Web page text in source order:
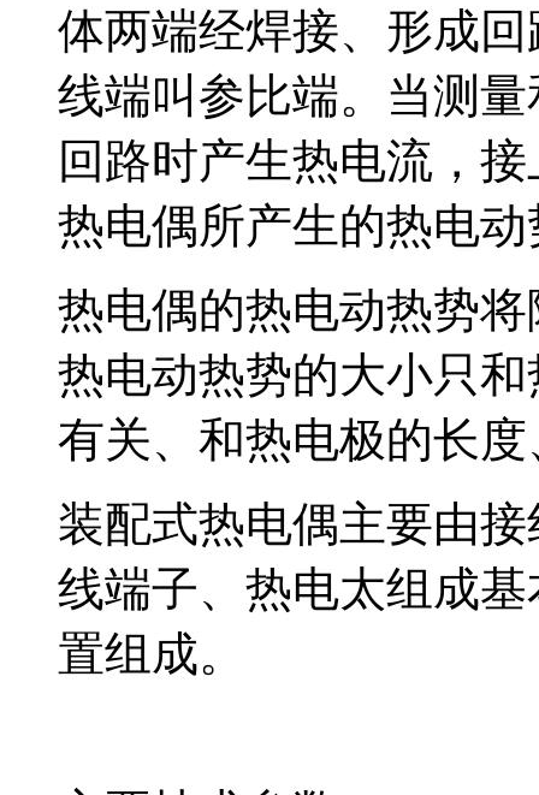
体两端经焊接、形成回
线端叫参比端。当测
回路时产生热电流，
热电偶所产生的热电动
热电偶的热电动热势将
热电动热势的大小只
有关、和热电极的长度
装配式热电偶主要由接线
线端子、热电太组成
置组成。